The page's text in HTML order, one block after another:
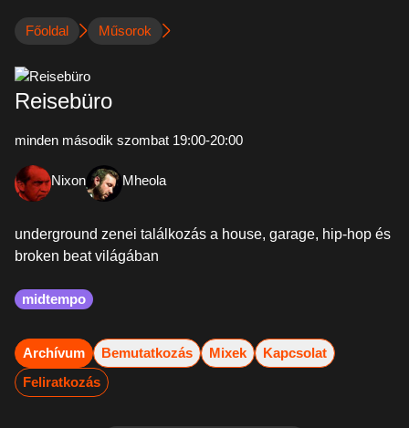
Főoldal Műsorok
Reisebüro
minden második szombat 19:00-20:00
Nixon Mheola
underground zenei találkozás a house, garage, hip-hop és
broken beat világában
midtempo
Archívum Bemutatkozás Mixek
Kapcsolat
Feliratkozás